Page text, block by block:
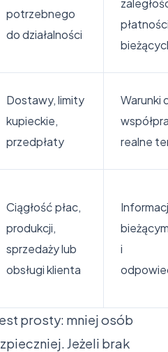
potrzebnego
do działalności
Dostawy, limity
kupieckie,
przedpłaty
Warunki
realne
Ciągłość płac,
produkcji,
sprzedaży lub
obsługi klienta
i
prosty: mniej osób
Jeżeli brak